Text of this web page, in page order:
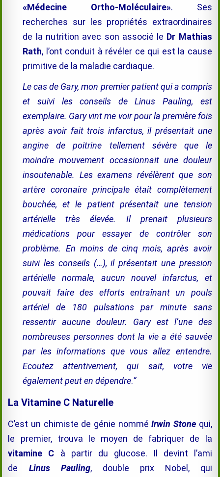
«Médecine Ortho-Moléculaire». Ses
recherches sur les propriétés extraordinaires
de la nutrition avec son associé le Dr Mathias
Rath, l’ont conduit à révéler ce qui est la cause
primitive de la maladie cardiaque.
Le cas de Gary, mon premier patient qui a compris
et suivi les conseils de Linus Pauling, est
exemplaire. Gary vint me voir pour la première fois
après avoir fait trois infarctus, il présentait une
angine de poitrine tellement sévère que le
moindre mouvement occasionnait une douleur
insoutenable. Les examens révélèrent que son
artère coronaire principale était complètement
bouchée, et le patient présentait une tension
artérielle très élevée. Il prenait plusieurs
médications pour essayer de contrôler son
problème. En moins de cinq mois, après avoir
suivi les conseils (…), il présentait une pression
artérielle normale, aucun nouvel infarctus, et
pouvait faire des efforts entraînant un pouls
artériel de 180 pulsations par minute sans
ressentir aucune douleur. Gary est l’une des
nombreuses personnes dont la vie a été sauvée
par les informations que vous allez entendre.
Ecoutez attentivement, qui sait, votre vie
également peut en dépendre.“
La Vitamine C Naturelle
C’est un chimiste de génie nomméIrwin Stonequi,
le premier, trouva le moyen de fabriquer de la
vitamine C à partir du glucose. Il devint l’ami
de Linus Pauling, double prix Nobel, qui